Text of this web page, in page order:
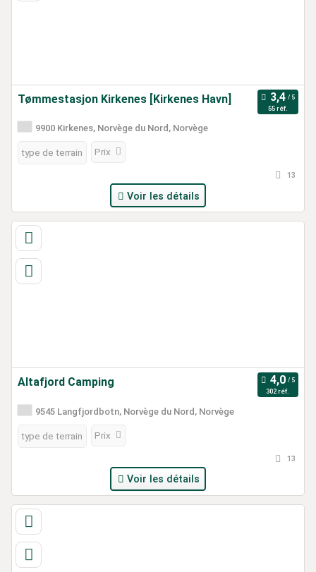
Tømmestasjon Kirkenes [Kirkenes Havn]
55 réf.
9900 Kirkenes, Norvège du Nord, Norvège
type de terrain Prix
13
Voir les détails
Altafjord Camping
302 réf.
9545 Langfjordbotn, Norvège du Nord, Norvège
type de terrain Prix
13
Voir les détails